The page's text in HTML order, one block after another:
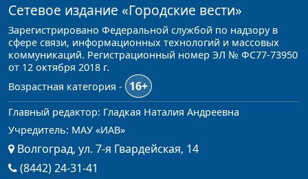
Сетевое издание «Городские вести»
Зарегистрировано Федеральной службой по надзору в
сфере связи, информационных технологий и массовых
коммуникаций. Регистрационный номер ЭЛ № ФС77-73950
от 12 октября 2018 г.
Возрастная категория -
16+
Главный редактор: Гладкая Наталия Андреевна
Учредитель: МАУ «ИАВ»
Волгоград, ул. 7-я Гвардейская, 14
(8442) 24-31-41